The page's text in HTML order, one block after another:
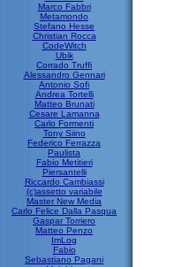
Marco Fabbri
Metamondo
Stefano Hesse
Christian Rocca
CodeWitch
Ubik
Corrado Truffi
Alessandro Gennari
Antonio Sofi
Andrea Tortelli
Matteo Brunati
Cesare Lamanna
Carlo Formenti
Tony Siino
Federico Ferrazza
Paulista
Fabio Metitieri
Piersantelli
Riccardo Cambiassi
(c)assetto variabile
Master New Media
Carlo Felice Dalla Pasqua
Gaspar Torriero
Matteo Penzo
ImLog
Fabio
Sebastiano Pagani